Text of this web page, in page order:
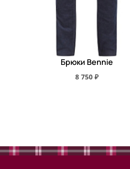
Брюки Bennie
8 750 ₽